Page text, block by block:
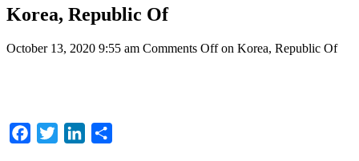
Korea, Republic Of
October 13, 2020 9:55 am Comments Offon Korea, Republic Of
Facebook
Twitter LinkedIn